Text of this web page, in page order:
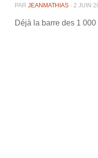
PAR JEANMATHIAS · 2 JUIN
Déjà la barre des 1